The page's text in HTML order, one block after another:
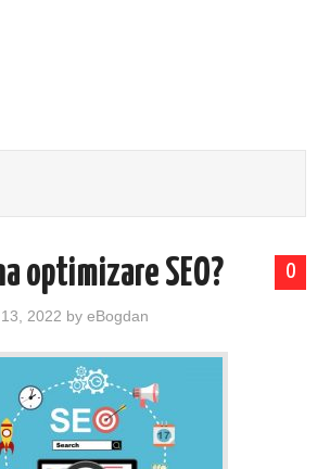
0
optimizare SEO?
2022 byeBogdan